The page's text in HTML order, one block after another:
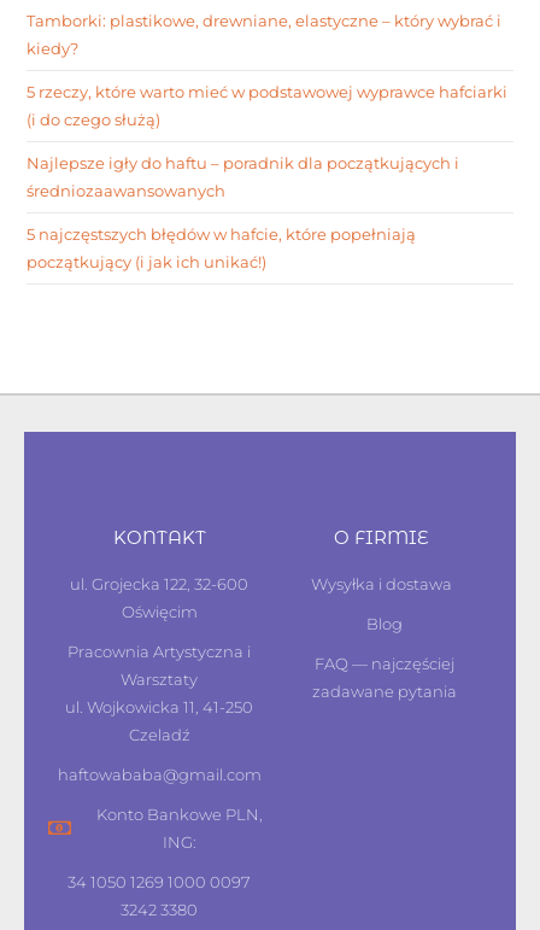
Tamborki: plastikowe, drewniane, elastyczne – który wybrać i
kiedy?
5 rzeczy, które warto mieć w podstawowej wyprawce hafciarki
(i do czego służą)
Najlepsze igły do haftu – poradnik dla początkujących i
średniozaawansowanych
5 najczęstszych błędów w hafcie, które popełniają
początkujący (i jak ich unikać!)
KONTAKT
ul. Grojecka 122, 32-600
Oświęcim
Pracownia Artystyczna i
Warsztaty
ul. Wojkowicka 11, 41-250
Czeladź
haftowababa@gmail.com
Konto Bankowe PLN,
ING:
34 1050 1269 1000 0097
3242 3380
O FIRMIE
Wysyłka i dostawa
Blog
FAQ — najczęściej
zadawane pytania